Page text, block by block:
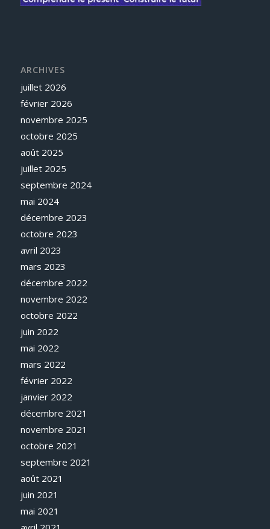
ARCHIVES
juillet 2026
février 2026
novembre 2025
octobre 2025
août 2025
juillet 2025
septembre 2024
mai 2024
décembre 2023
octobre 2023
avril 2023
mars 2023
décembre 2022
novembre 2022
octobre 2022
juin 2022
mai 2022
mars 2022
février 2022
janvier 2022
décembre 2021
novembre 2021
octobre 2021
septembre 2021
août 2021
juin 2021
mai 2021